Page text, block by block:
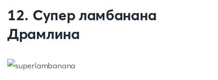
12. Супер ламбанана
Драмлина